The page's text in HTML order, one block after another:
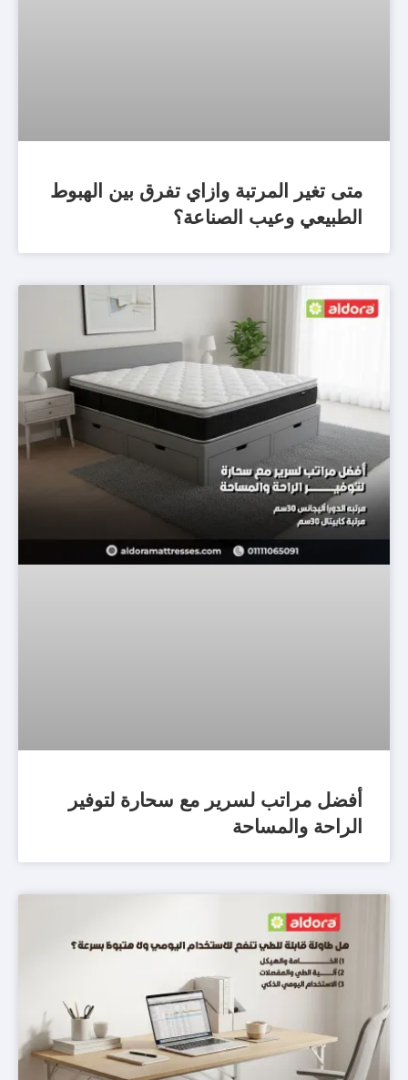
متى تغير المرتبة وازاي تفرق بين الهبوط
الطبيعي وعيب الصناعة؟
أفضل مراتب لسرير مع سحارة لتوفير
الراحة والمساحة